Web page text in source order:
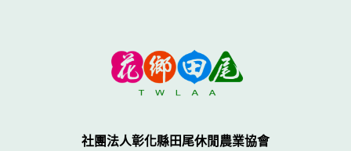
社團法人彰化縣田尾休閒農業協會